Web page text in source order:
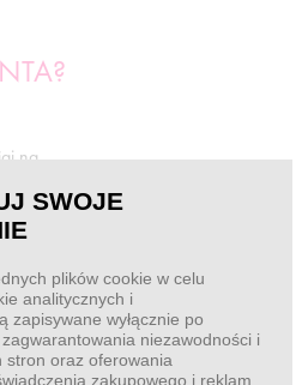
na
SWOJE
plików cookie w celu
analitycznych i
zapisywane wyłącznie po
niezawodności i
stron oraz oferowania
zakupowego i reklam.